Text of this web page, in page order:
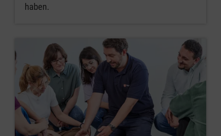
haben.